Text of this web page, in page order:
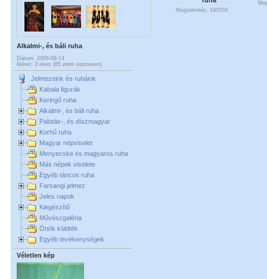
Alkalmi-, és báli ruha
Dátum: 2008-08-14
Méret: 3 elem (85 elem összesen)
Jelmezeink és ruháink
Kabala figurák
Keringő ruha
Alkalmi-, és báli ruha
Palotás-, és díszmagyar
Korhű ruha
Magyar népviselet
Menyecske és magyaros ruha
Más népek viselete
Egyéb táncos ruha
Farsangi jelmez
Jeles napok
Kiegészítő
Művészgaléria
Önök küldték
Egyéb tevékenységek
Véletlen kép
Megtekintés: 180350